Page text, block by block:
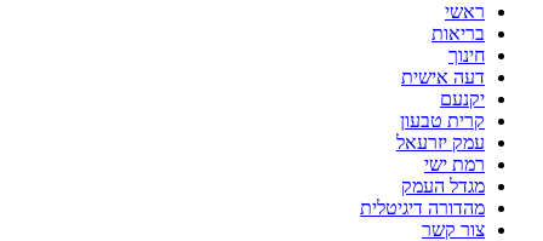
ראשי
בריאות
חינוך
דעה אישית
יקנעם
קרית טבעון
עמק יזרעאל
רמת ישי
מגדל העמק
מהדורה דיגיטלית
צור קשר